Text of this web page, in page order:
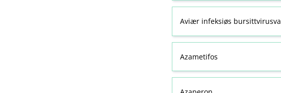
Aviær infeksiøs
Azametifos